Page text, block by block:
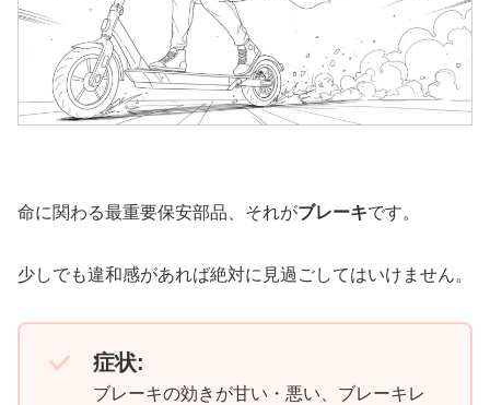
命に関わる最重要保安部品、それがブレーキです。
少しでも違和感があれば絶対に見過ごしてはいけません。
症状:
ブレーキの効きが甘い・悪い、ブレーキレ